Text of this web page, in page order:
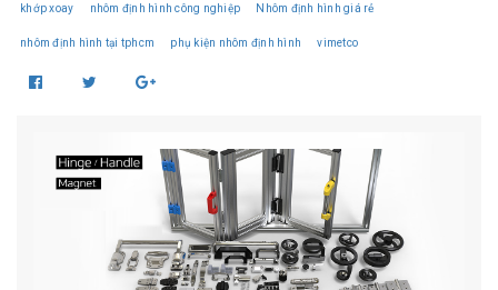
khớp xoay nhôm định hình công nghiệp Nhôm định hình giá rẻ
nhôm định hình tại tphcm phụ kiện nhôm định hình vimetco